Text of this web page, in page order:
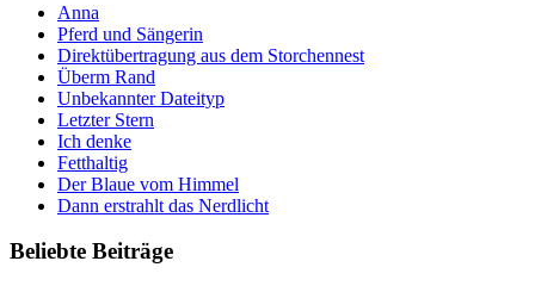
Anna
Pferd und Sängerin
Direktübertragung aus dem Storchennest
Überm Rand
Unbekannter Dateityp
Letzter Stern
Ich denke
Fetthaltig
Der Blaue vom Himmel
Dann erstrahlt das Nerdlicht
Beliebte Beiträge